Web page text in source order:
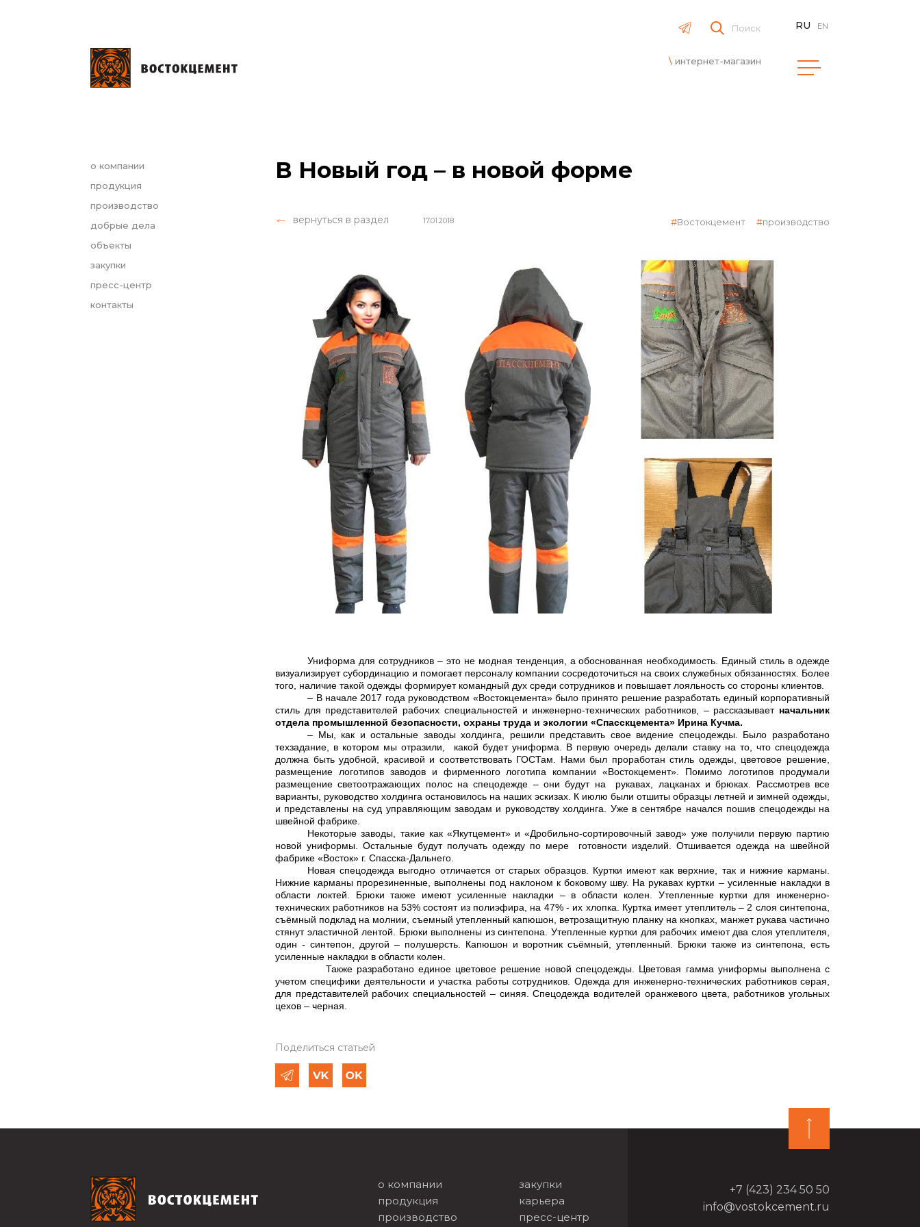
Поиск
интернет-магазин
RU EN
о компании
продукция
производство
добрые дела
объекты
закупки
пресс-центр
контакты
В Новый год – в новой форме
вернуться в раздел 17.01.2018 Востокцемент производство
Униформа для сотрудников – это не модная тенденция, а обоснованная необходимость. Единый стиль в одежде
визуализирует субординацию и помогает персоналу компании сосредоточиться на своих служебных обязанностях. Более
того, наличие такой одежды формирует командный дух среди сотрудников и повышает лояльность со стороны клиентов.
– В начале 2017 года руководством «Востокцемента» было принято решение разработать единый корпоративный
стиль для представителей рабочих специальностей и инженерно-технических работников, – рассказывает начальник
отдела промышленной безопасности, охраны труда и экологии «Спасскцемента» Ирина Кучма.
– Мы, как и остальные заводы холдинга, решили представить свое видение спецодежды. Было разработано
техзадание, в котором мы отразили, какой будет униформа. В первую очередь делали ставку на то, что спецодежда
должна быть удобной, красивой и соответствовать ГОСТам. Нами был проработан стиль одежды, цветовое решение,
размещение логотипов заводов и фирменного логотипа компании «Востокцемент». Помимо логотипов продумали
размещение светоотражающих полос на спецодежде – они будут на рукавах, лацканах и брюках. Рассмотрев все
варианты, руководство холдинга остановилось на наших эскизах. К июлю были отшиты образцы летней и зимней одежды,
и представлены на суд управляющим заводам и руководству холдинга. Уже в сентябре начался пошив спецодежды на
швейной фабрике.
Некоторые заводы, такие как «Якутцемент» и «Дробильно-сортировочный завод» уже получили первую партию
новой униформы. Остальные будут получать одежду по мере готовности изделий. Отшивается одежда на швейной
фабрике «Восток» г. Спасска-Дальнего.
Новая спецодежда выгодно отличается от старых образцов. Куртки имеют как верхние, так и нижние карманы.
Нижние карманы прорезиненные, выполнены под наклоном к боковому шву. На рукавах куртки – усиленные накладки в
области локтей. Брюки также имеют усиленные накладки – в области колен. Утепленные куртки для инженерно-
технических работников на 53% состоят из полиэфира, на 47% - их хлопка. Куртка имеет утеплитель – 2 слоя синтепона,
съёмный подклад на молнии, съемный утепленный капюшон, ветрозащитную планку на кнопках, манжет рукава частично
стянут эластичной лентой. Брюки выполнены из синтепона. Утепленные куртки для рабочих имеют два слоя утеплителя,
один - синтепон, другой – полушерсть. Капюшон и воротник съёмный, утепленный. Брюки также из синтепона, есть
усиленные накладки в области колен.
Также разработано единое цветовое решение новой спецодежды. Цветовая гамма униформы выполнена с
учетом специфики деятельности и участка работы сотрудников. Одежда для инженерно-технических работников серая,
для представителей рабочих специальностей – синяя. Спецодежда водителей оранжевого цвета, работников угольных
цехов – черная.
Поделиться статьей
о компании
продукция
производство
закупки
карьера
пресс-центр
+7 (423) 234 50 50
info@vostokcement.ru